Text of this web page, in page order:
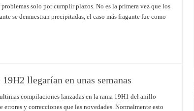
solo por cumplir plazos. No es la primera vez que los
se demuestran precipitadas, el caso más fragante fue como
llegarían en unas semanas
compilaciones lanzadas en la rama 19H1 del anillo
y correcciones que las novedades. Normalmente esto